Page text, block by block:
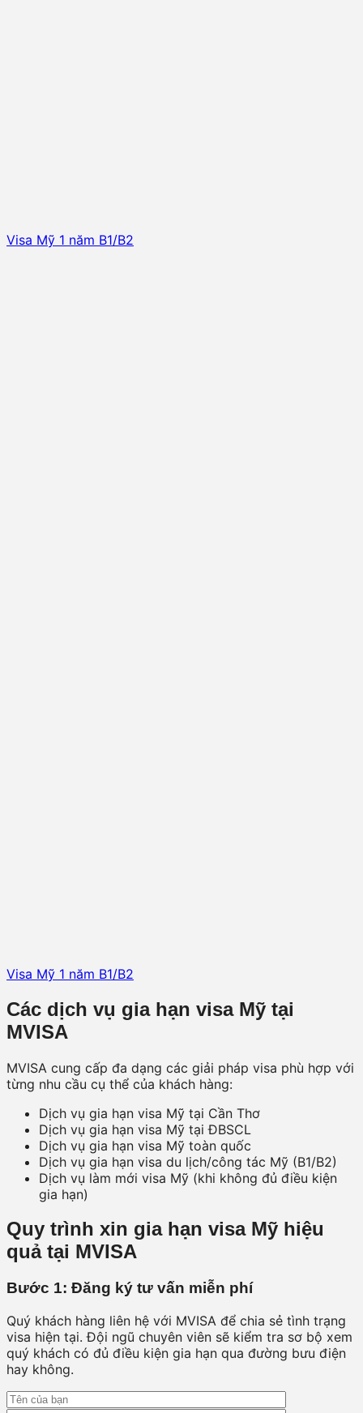
Visa Mỹ 1 năm B1/B2
Visa Mỹ 1 năm B1/B2
Các dịch vụ gia hạn visa Mỹ tại
MVISA
MVISA cung cấp đa dạng các giải pháp visa phù hợp với
từng nhu cầu cụ thể của khách hàng:
Dịch vụ gia hạn visa Mỹ tại Cần Thơ
Dịch vụ gia hạn visa Mỹ tại ĐBSCL
Dịch vụ gia hạn visa Mỹ toàn quốc
Dịch vụ gia hạn visa du lịch/công tác Mỹ (B1/B2)
Dịch vụ làm mới visa Mỹ (khi không đủ điều kiện
gia hạn)
Quy trình xin gia hạn visa Mỹ hiệu
quả tại MVISA
Bước 1: Đăng ký tư vấn miễn phí
Quý khách hàng liên hệ với MVISA để chia sẻ tình trạng
visa hiện tại. Đội ngũ chuyên viên sẽ kiểm tra sơ bộ xem
quý khách có đủ điều kiện gia hạn qua đường bưu điện
hay không.